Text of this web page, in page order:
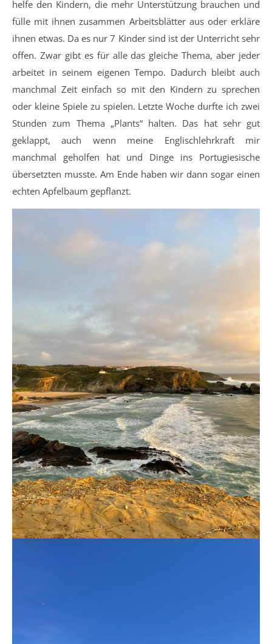
helfe den Kindern, die mehr Unterstützung brauchen und
fülle mit ihnen zusammen Arbeitsblätter aus oder erkläre
ihnen etwas. Da es nur 7 Kinder sind ist der Unterricht sehr
offen. Zwar gibt es für alle das gleiche Thema, aber jeder
arbeitet in seinem eigenen Tempo. Dadurch bleibt auch
manchmal Zeit einfach so mit den Kindern zu sprechen
oder kleine Spiele zu spielen. Letzte Woche durfte ich zwei
Stunden zum Thema „Plants“ halten. Das hat sehr gut
geklappt, auch wenn meine Englischlehrkraft mir
manchmal geholfen hat und Dinge ins Portugiesische
übersetzten musste. Am Ende haben wir dann sogar einen
echten Apfelbaum gepflanzt.